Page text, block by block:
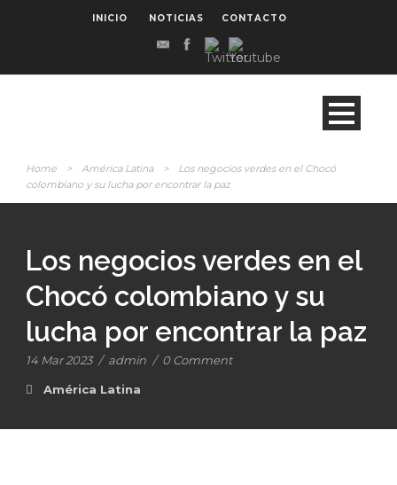
INICIO NOTICIAS CONTACTO
Home > América Latina >
Los negocios verdes en el Chocó
colombiano y su lucha por encontrar la paz
Los negocios verdes en el
Chocó colombiano y su
lucha por encontrar la paz
14 Mar 2023 / admin / 0 Comment
América Latina